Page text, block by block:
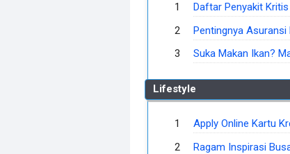
Daftar Penyakit
Pentingnya
Suka Makan Ikan?
Lifestyle
Apply Online Kartu
Ragam Inspirasi